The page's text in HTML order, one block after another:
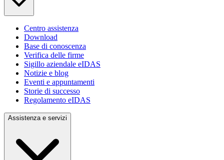
Centro assistenza
Download
Base di conoscenza
Verifica delle firme
Sigillo aziendale eIDAS
Notizie e blog
Eventi e appuntamenti
Storie di successo
Regolamento eIDAS
Assistenza e servizi